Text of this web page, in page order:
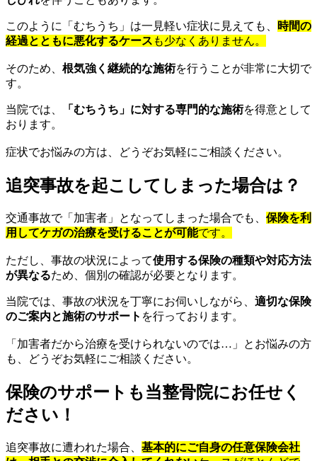
このように「むちうち」は一見軽い症状に見えても、
時間の
経過とともに悪化するケース も少なくありません。
そのため、 根気強く継続的な施術を行うことが非常に大切で
す。
当院では、 「むちうち」に対する専門的な施術を得意として
おります。
症状でお悩みの方は、どうぞお気軽にご相談ください。
追突事故を起こしてしまった場合は？
交通事故で「加害者」となってしまった場合でも、 保険を利
用してケガの治療を受けることが可能です。
ただし、事故の状況によって使用する保険の種類や対応方法
が異なるため、個別の確認が必要となります。
当院では、事故の状況を丁寧にお伺いしながら、 適切な保険
のご案内と施術のサポート を行っております。
「加害者だから治療を受けられないのでは…」とお悩みの方
も、どうぞお気軽にご相談ください。
保険のサポートも当整骨院にお任せく
ださい！
追突事故に遭われた場合、 基本的にご自身の任意保険会社